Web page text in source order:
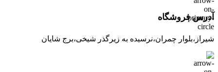
آدرس فروشگاه
شیراز،بلوار چمران،نرسیده به زیرگذر شیخی،برج شایان